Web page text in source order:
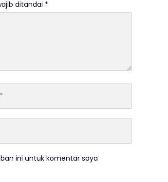
ditandai *
ini untuk komentar saya